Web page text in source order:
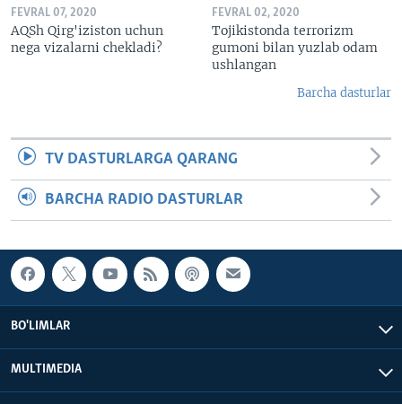
FEVRAL 07, 2020
AQSh Qirg'iziston uchun
nega vizalarni chekladi?
FEVRAL 02, 2020
Tojikistonda terrorizm
gumoni bilan yuzlab odam
ushlangan
Barcha dasturlar
TV DASTURLARGA QARANG
BARCHA RADIO DASTURLAR
BO'LIMLAR
MULTIMEDIA